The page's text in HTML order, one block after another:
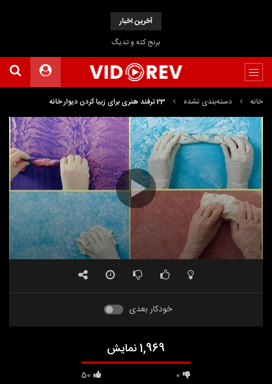
آخرین اخبار
برنج کته و تدیگ
خانه دسته‌بندی نشده 23 ترفند هنری برای زیبا کردن دیوار خانه
نمایشگر
ویدیو
Media error: Format(s) not supported or source(s) not found
دریافت پرونده: https://www.uploadbag.com/ofiles/533dd9eaae6290ce48e4cab9aa16a970/30-
tricks-to-prepare-a-delicious-drink-for-the-summer.mp4
خودکار بعدی
1,969 نمایش
50 0